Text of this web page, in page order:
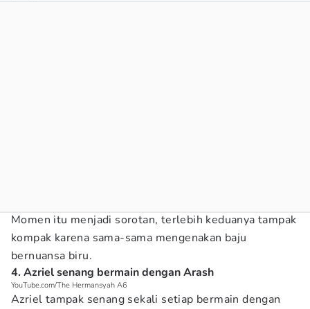
Momen itu menjadi sorotan, terlebih keduanya tampak
kompak karena sama-sama mengenakan baju
bernuansa biru.
4. Azriel senang bermain dengan Arash
YouTube.com/The Hermansyah A6
Azriel tampak senang sekali setiap bermain dengan